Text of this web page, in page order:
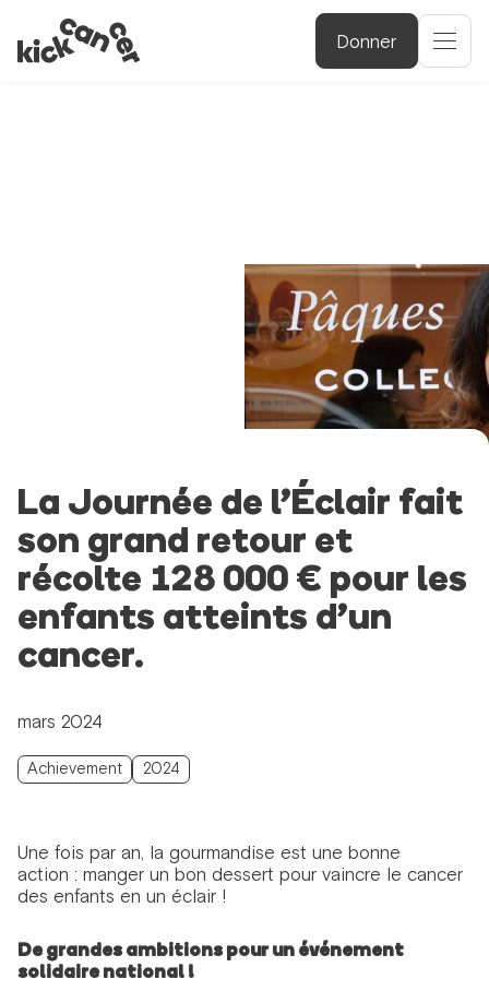
Donner
La Journée de l’Éclair fait
son grand retour et
récolte 128 000 € pour les
enfants atteints d’un
cancer.
mars 2024
Achievement 2024
Une fois par an, la gourmandise est une bonne
action : manger un bon dessert pour vaincre le cancer
des enfants en un éclair !
De grandes ambitions pour un événement
solidaire national !